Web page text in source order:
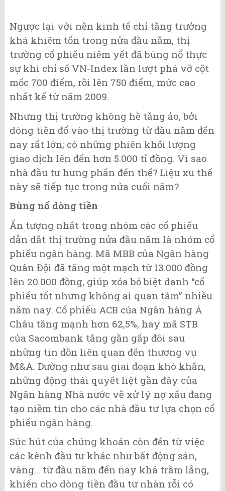
Ngược lại với nền kinh tế chỉ tăng trưởng
khá khiêm tốn trong nửa đầu năm, thị
trường cổ phiếu niêm yết đã bùng nổ thực
sự khi chỉ số VN-Index lần lượt phá vỡ cột
mốc 700 điểm, rồi lên 750 điểm, mức cao
nhất kể từ năm 2009.
Nhưng thị trường không hề tăng ảo, bởi
dòng tiền đổ vào thị trường từ đầu năm đến
nay rất lớn; có những phiên khối lượng
giao dịch lên đến hơn 5.000 tỉ đồng. Vì sao
nhà đầu tư hưng phấn đến thế? Liệu xu thế
này sẽ tiếp tục trong nửa cuối năm?
Bùng nổ dòng tiền
Ấn tượng nhất trong nhóm các cổ phiếu
dẫn dắt thị trường nửa đầu năm là nhóm cổ
phiếu ngân hàng. Mã MBB của Ngân hàng
Quân Đội đã tăng một mạch từ 13.000 đồng
lên 20.000 đồng, giúp xóa bỏ biệt danh “cổ
phiếu tốt nhưng không ai quan tâm” nhiều
năm nay. Cổ phiếu ACB của Ngân hàng Á
Châu tăng mạnh hơn 62,5%, hay mã STB
của Sacombank tăng gần gấp đôi sau
những tin đồn liên quan đến thương vụ
M&A. Dường như sau giai đoạn khó khăn,
những động thái quyết liệt gần đây của
Ngân hàng Nhà nước về xử lý nợ xấu đang
tạo niềm tin cho các nhà đầu tư lựa chọn cổ
phiếu ngân hàng.
Sức hút của chứng khoán còn đến từ việc
các kênh đầu tư khác như bất động sản,
vàng... từ đầu năm đến nay khá trầm lắng,
khiến cho dòng tiền đầu tư nhàn rỗi có